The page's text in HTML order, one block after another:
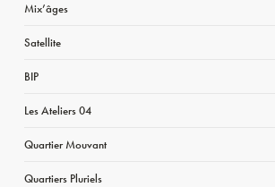
Mix’âges
Satellite
BIP
Les Ateliers 04
Quartier Mouvant
Quartiers Pluriels